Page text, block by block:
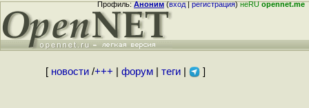
Профиль:Аноним(вход|регистрация)неRUopennet.me
[ новости/+++ форум| теги| ]